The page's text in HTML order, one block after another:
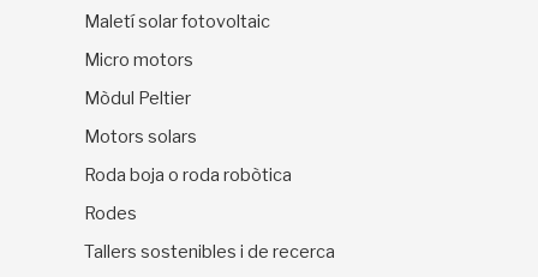
Maletí solar fotovoltaic
Micro motors
Mòdul Peltier
Motors solars
Roda boja o roda robòtica
Rodes
Tallers sostenibles i de recerca